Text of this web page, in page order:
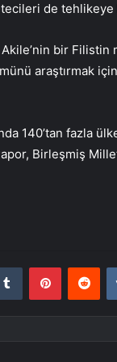
de tehlikeye
bir Filistin
araştırmak
140’tan fazla
Birleşmiş
Tumblr Pinterest